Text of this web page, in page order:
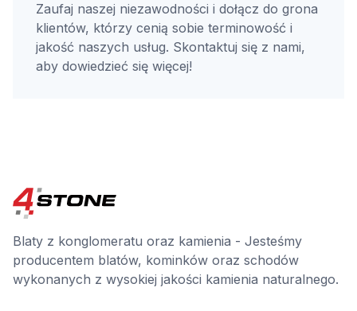
Zaufaj naszej niezawodności i dołącz do grona
klientów, którzy cenią sobie terminowość i
jakość naszych usług. Skontaktuj się z nami,
aby dowiedzieć się więcej!
Blaty z konglomeratu oraz kamienia - Jesteśmy
producentem blatów, kominków oraz schodów
wykonanych z wysokiej jakości kamienia naturalnego.